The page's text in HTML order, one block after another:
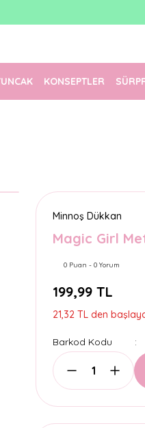
Ücretsiz Kargo
KONSEPTLER
Minnoş Dükkan
Magic Girl
0 Puan - 0 Yorum
199,99 TL
21,32 TL den
Barkod Kodu